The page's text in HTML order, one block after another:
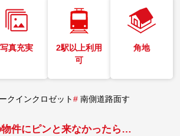
写真充実
2駅以上利用
可
角地
クインクロゼット# 南側道路面す
物件にピンと来なかったら…